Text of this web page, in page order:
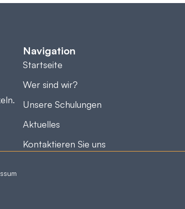
Navigation
Startseite
Wer sind wir?
Unsere Schulungen
Aktuelles
Kontaktieren Sie uns